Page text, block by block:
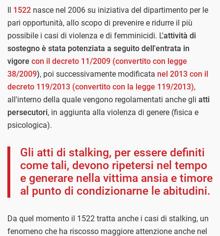
Il 1522 nasce nel 2006 su iniziativa del dipartimento per le
pari opportunità, allo scopo di prevenire e ridurre il più
possibile i casi di violenza e di femminicidi. L'attività di
sostegno è stata potenziata a seguito dell'entrata in
vigore con il decreto 11/2009 (convertito con legge
38/2009), poi successivamente modificata nel 2013 con il
decreto 119/2013 (convertito con la legge 119/2013),
all'interno della quale vengono regolamentati anche gli atti
persecutori, in aggiunta alla violenza di genere (fisica e
psicologica).
Gli atti di stalking, per essere definiti
come tali, devono ripetersi nel tempo
e generare nella vittima ansia e timore
al punto di condizionarne le abitudini.
Da quel momento il 1522 tratta anche i casi di stalking, un
fenomeno che ha riscosso maggiore attenzione anche nel